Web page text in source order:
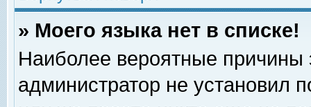
» Моего языка нет в списке!
Наиболее вероятные причины
администратор не установил